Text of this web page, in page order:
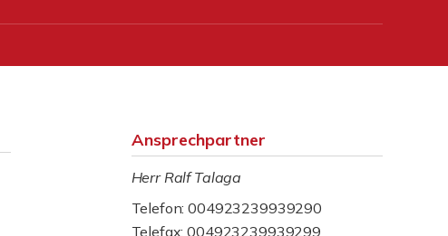
Ansprechpartner
Herr Ralf Talaga
Telefon: 004923239939290
Telefax: 004923239939299